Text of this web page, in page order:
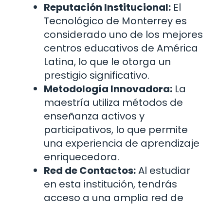
Reputación Institucional: El
Tecnológico de Monterrey es
considerado uno de los mejores
centros educativos de América
Latina, lo que le otorga un
prestigio significativo.
Metodología Innovadora: La
maestría utiliza métodos de
enseñanza activos y
participativos, lo que permite
una experiencia de aprendizaje
enriquecedora.
Red de Contactos:Al estudiar
en esta institución, tendrás
acceso a una amplia red de